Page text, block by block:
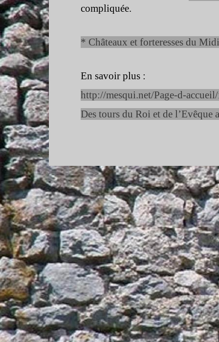
compliquée.
* Châteaux et forteresses du
En savoir plus :
http://mesqui.net/Page-d-
Des tours du Roi et de